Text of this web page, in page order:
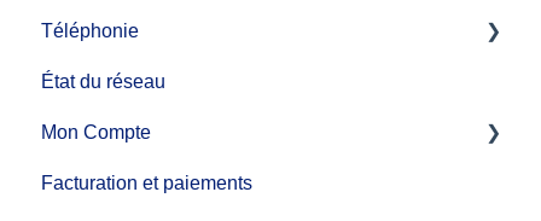
Téléphonie
Guide d'installation de service de téléphonie
Fonctions d'appel
Services téléphoniques supplémentaires
État du réseau
Mon Compte
MonCompte
Facturation et paiements